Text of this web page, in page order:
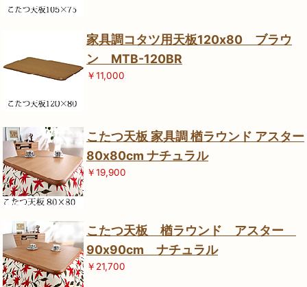
家具調コタツ用天板120x80 ブラウ
ン MTB-120BR
￥11,000
こたつ天板 家具調 楢ラウンド アスター
80x80cm ナチュラル
￥19,900
こたつ天板 楢ラウンド アスター
90x90cm ナチュラル
￥21,700